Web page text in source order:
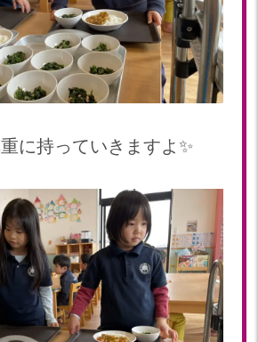
に持っていきますよ✨